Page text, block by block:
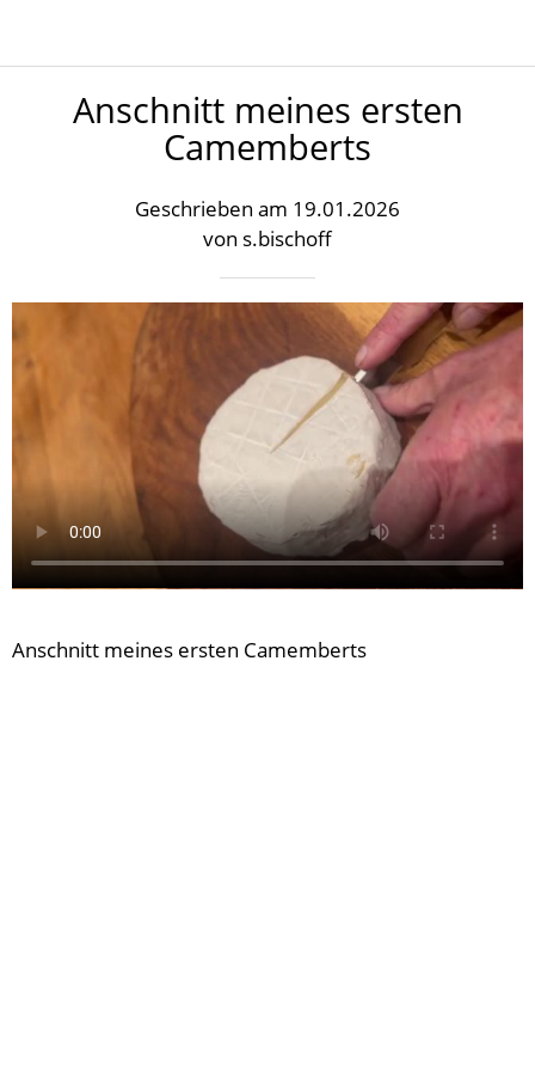
Anschnitt meines ersten
Camemberts
Geschrieben am 19.01.2026
von s.bischoff
Anschnitt meines ersten Camemberts